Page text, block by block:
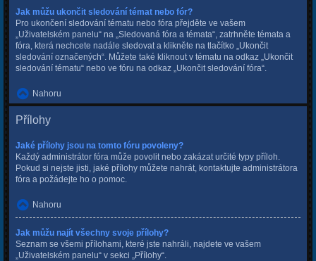
Jak můžu ukončit sledování témat nebo fór?
Pro ukončení sledování tématu nebo fóra přejděte ve vašem
„Uživatelském panelu“ na „Sledovaná fóra a témata“, zatrhněte témata a
fóra, která nechcete nadále sledovat a klikněte na tlačítko „Ukončit
sledování označených“. Můžete také kliknout v tématu na odkaz „Ukončit
sledování tématu“ nebo ve fóru na odkaz „Ukončit sledování fóra“.
Nahoru
Přílohy
Jaké přílohy jsou na tomto fóru povoleny?
Každý administrátor fóra může povolit nebo zakázat určité typy příloh.
Pokud si nejste jisti, jaké přílohy můžete nahrát, kontaktujte administrátora
fóra a požádejte ho o pomoc.
Nahoru
Jak můžu najít všechny svoje přílohy?
Seznam se všemi přílohami, které jste nahráli, najdete ve vašem
„Uživatelském panelu“ v sekci „Přílohy“.